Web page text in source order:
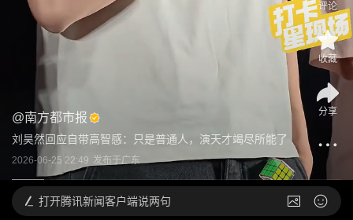
@南方都市报
刘昊然回应自带高智感：只是普通人，演天才竭尽所能了
2026-06-25 22:49 发布于广东
评论
收藏
分享
打开腾讯新闻客户端说两句